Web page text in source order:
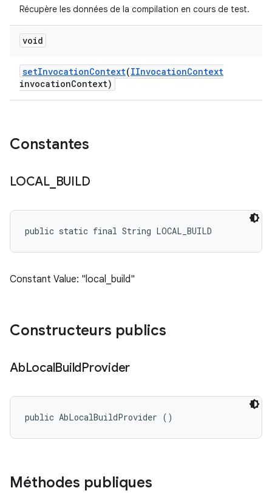
Récupère les données de la compilation en cours de test.
void
setInvocationContext(IInvocationContext
invocationContext)
Constantes
LOCAL_ BUILD
public static final String LOCAL_BUILD
Constant Value: "local_build"
Constructeurs publics
AbLocalBuildProvider
public AbLocalBuildProvider ()
Méthodes publiques